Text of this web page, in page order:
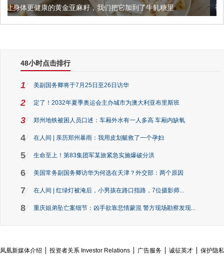
麻籽，我们把它加到了牛轧糖里 被列入佛家七宝的它到
48小时点击排行
1 美副国务卿将于7月25日至26日访华
2 定了！2032年夏季奥运会主办城市为澳大利亚布里斯班
3 郑州地铁被困人员口述：车厢外水有一人多高 车厢内缺氧
4 在人间 | 亲历郑州暴雨：我用皮划艇救了一个孕妇
5 生命至上！第83集团军某旅紧急实施爆破分洪
6 美国常务副国务卿访华为何选在天津？外交部：两个原因
7 在人间 | 红绿灯被淹后，小男孩在路口指路，7位摄影师...
8 重庆姐弟坠亡案细节：凶手欲靠悲情蒙混 警方现场勘察发现...
凤凰新媒体介绍 投资者关系 Investor Relations 广告服务 诚征英才
保护隐